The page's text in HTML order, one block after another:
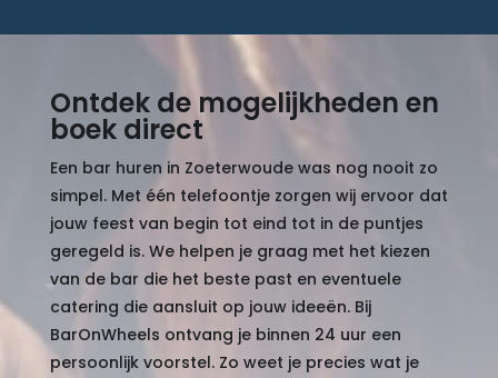
Ontdek de mogelijkheden en
boek direct
Een bar huren in Zoeterwoude was nog nooit zo
simpel. Met één telefoontje zorgen wij ervoor dat
jouw feest van begin tot eind tot in de puntjes
geregeld is. We helpen je graag met het kiezen
van de bar die het beste past en eventuele
catering die aansluit op jouw ideeën. Bij
BarOnWheels ontvang je binnen 24 uur een
persoonlijk voorstel. Zo weet je precies wat je